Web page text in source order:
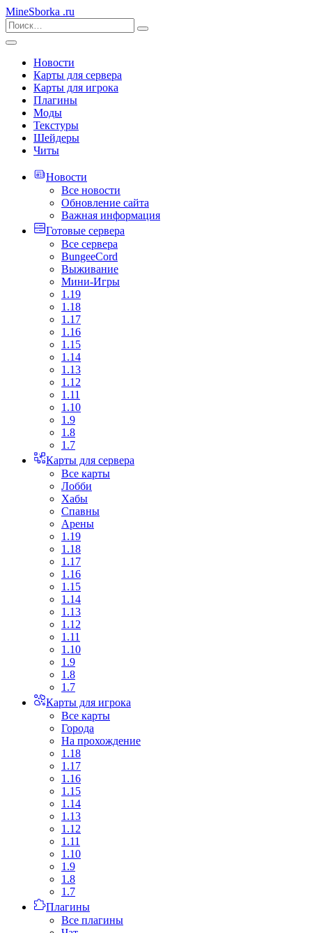
MineSborka .ru
Новости
Карты для сервера
Карты для игрока
Плагины
Моды
Текстуры
Шейдеры
Читы
Новости
Все новости
Обновление сайта
Важная информация
Готовые сервера
Все сервера
BungeeCord
Выживание
Мини-Игры
1.19
1.18
1.17
1.16
1.15
1.14
1.13
1.12
1.11
1.10
1.9
1.8
1.7
Карты для сервера
Все карты
Лобби
Хабы
Спавны
Арены
1.19
1.18
1.17
1.16
1.15
1.14
1.13
1.12
1.11
1.10
1.9
1.8
1.7
Карты для игрока
Все карты
Города
На прохождение
1.18
1.17
1.16
1.15
1.14
1.13
1.12
1.11
1.10
1.9
1.8
1.7
Плагины
Все плагины